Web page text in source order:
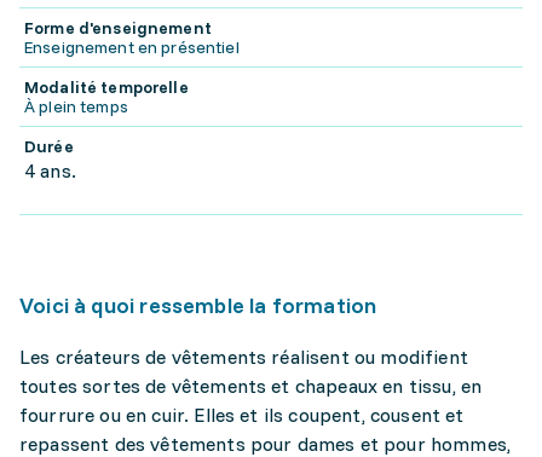
Forme d'enseignement
Enseignement en présentiel
Modalité temporelle
À plein temps
Durée
4 ans.
Voici à quoi ressemble la formation
Les créateurs de vêtements réalisent ou modifient
toutes sortes de vêtements et chapeaux en tissu, en
fourrure ou en cuir. Elles et ils coupent, cousent et
repassent des vêtements pour dames et pour hommes,